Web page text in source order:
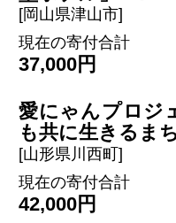
[岡山県津山市]
現在の寄付合計
37,000円
愛にゃんプロ
も共に生きるま
[山形県川西町]
現在の寄付合計
42,000円